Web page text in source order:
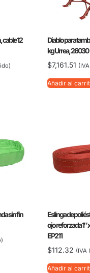
cable 12
Diablo para
kg Urrea, 26030
$7,161.51
Añadir al
sin fin
Eslinga de
ojo reforzada 1″
EP211
$112.32 (IVA
Añadir al